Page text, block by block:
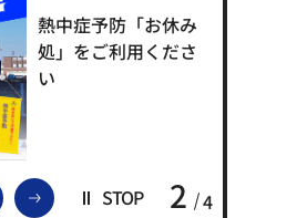
前のスライドを表示
次のスライドを表示
STOP 2 4
熱中症予防「お休み
処」をご利用くださ
い